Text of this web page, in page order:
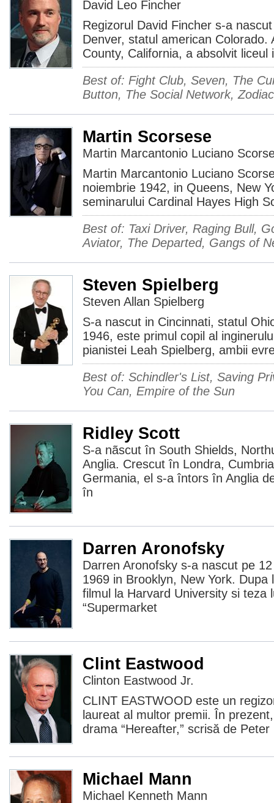
David Leo Fincher
Regizorul David Fincher s-a
Denver, statul american Colorado.
County, California, a absolvit liceul
Best of: Fight Club, Seven, The
Button, The Social Network,
Martin Scorsese
Martin Marcantonio Luciano
Martin Marcantonio Luciano
noiembrie 1942, in Queens, New
seminarului Cardinal Hayes High
Best of: Taxi Driver, Raging Bull,
Aviator, The Departed, Gangs of
Steven Spielberg
Steven Allan Spielberg
S-a nascut in Cincinnati, statul
1946, este primul copil al
pianistei Leah Spielberg, ambii
Best of: Schindler's List, Saving
You Can, Empire of the Sun
Ridley Scott
S-a nãscut în South Shields,
Anglia. Crescut în Londra,
Germania, el s-a întors în Anglia
în
Darren Aronofsky
Darren Aronofsky s-a nascut pe
1969 in Brooklyn, New York. Dupa
filmul la Harvard University si teza
“Supermarket
Clint Eastwood
Clinton Eastwood Jr.
CLINT EASTWOOD este un
laureat al multor premii. În
drama “Hereafter,” scrisă de
Michael Mann
Michael Kenneth Mann